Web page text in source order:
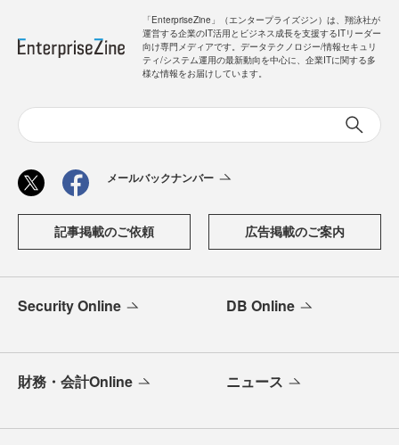
「EnterpriseZine」（エンタープライズジン）は、翔泳社が
運営する企業のIT活用とビジネス成長を支援するITリーダー
向け専門メディアです。データテクノロジー/情報セキュリ
ティ/システム運用の最新動向を中心に、企業ITに関する多
様な情報をお届けしています。
メールバックナンバー
記事掲載のご依頼 広告掲載のご案内
Security Online DB Online
財務・会計Online ニュース